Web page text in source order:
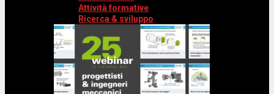
Attività formative
Ricerca & sviluppo